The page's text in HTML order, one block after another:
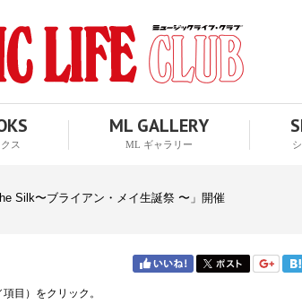
ス
ML GALLERY
ML ギャラリー
Silk〜ブライアン・メイ生誕祭 〜」開催
目）をクリック。